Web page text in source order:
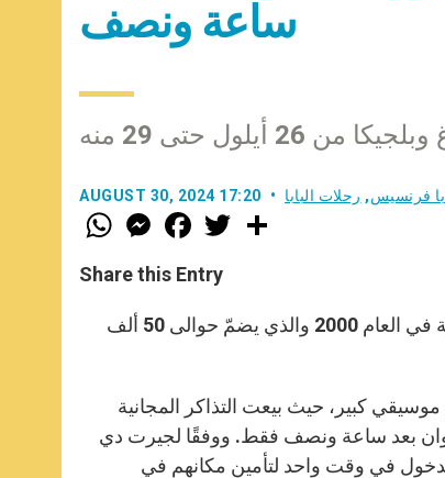
ساعة ونصف
أيلول حتى 29 منه
AUGUST 30, 2024 17:20 فرنسيس, رحلات البابا
W
h
t
s
p
p
M
e
s
e
g
e
F
a
e
b
o
k
w
r
Share this Entry
سيصبح ملعب الملك بودوان، المعروف بكونه أحد مواقع بطولة القدم الأوروبيّة في العام 2000 والذي يضمّ حوالى 50 ألف
كبير، حيث بيعت التذاكر المجانية
29 أيلول في ملعب الملك بودوان بعد ساعة ونصف فقط. ووفقًا لجيرت دي
الدخول في وقت واحد لتأمين مكانهم في